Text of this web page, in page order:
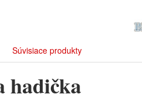
Súvisiace produkty
hadička